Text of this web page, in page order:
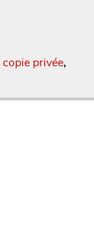
copie privée,